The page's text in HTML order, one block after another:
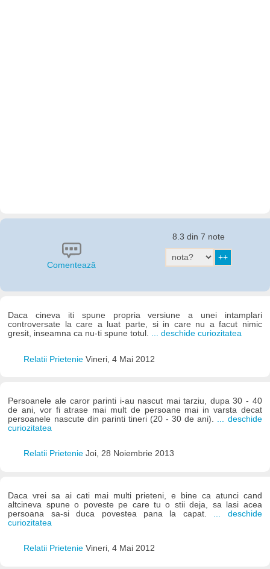
Comentează
8.3 din 7 note
Daca cineva iti spune propria versiune a unei intamplari
controversate la care a luat parte, si in care nu a facut nimic
gresit, inseamna ca nu-ti spune totul. ... deschide curiozitatea
Relatii Prietenie Vineri, 4 Mai 2012
Persoanele ale caror parinti i-au nascut mai tarziu, dupa 30 - 40
de ani, vor fi atrase mai mult de persoane mai in varsta decat
persoanele nascute din parinti tineri (20 - 30 de ani). ... deschide
curiozitatea
Relatii Prietenie Joi, 28 Noiembrie 2013
Daca vrei sa ai cati mai multi prieteni, e bine ca atunci cand
altcineva spune o poveste pe care tu o stii deja, sa lasi acea
persoana sa-si duca povestea pana la capat.
... deschide
curiozitatea
Relatii Prietenie Vineri, 4 Mai 2012